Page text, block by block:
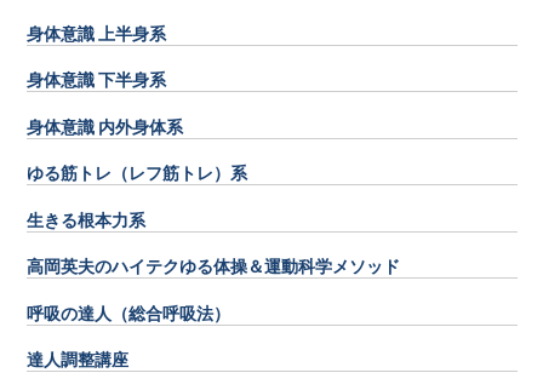
身体意識 上半身系
身体意識 下半身系
身体意識 内外身体系
ゆる筋トレ（レフ筋トレ）系
生きる根本力系
高岡英夫のハイテクゆる体操＆運動科学メソッド
呼吸の達人（総合呼吸法）
達人調整講座